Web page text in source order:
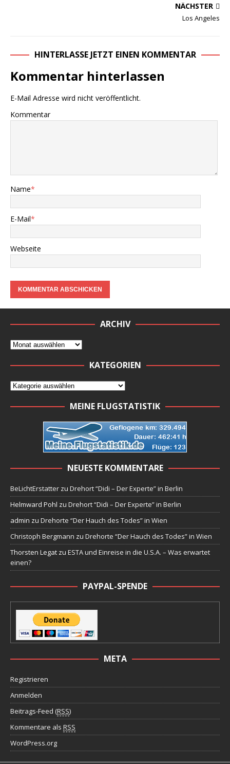
NÄCHSTER
Los Angeles
HINTERLASSE JETZT EINEN KOMMENTAR
Kommentar hinterlassen
E-Mail Adresse wird nicht veröffentlicht.
Kommentar
Name*
E-Mail*
Webseite
ARCHIV
KATEGORIEN
MEINE FLUGSTATISTIK
NEUESTE KOMMENTARE
BeLichtErstatter zu Drehort “Didi – Der Experte” in Berlin
Helmward Pohl zu Drehort “Didi – Der Experte” in Berlin
admin zu Drehorte “Der Hauch des Todes” in Wien
Christoph Bergmann zu Drehorte “Der Hauch des Todes” in Wien
Thorsten Legat zu ESTA und Einreise in die U.S.A. – Was erwartet
einen?
PAYPAL-SPENDE
META
Registrieren
Anmelden
Beitrags-Feed (RSS)
Kommentare als RSS
WordPress.org